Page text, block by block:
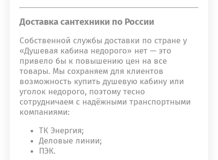
Доставка сантехники по России
Собственной службы доставки по стране у
«Душевая кабина недорого» нет — это
привело бы к повышению цен на все
товары. Мы сохраняем для клиентов
возможность купить душевую кабину или
уголок недорого, поэтому тесно
сотрудничаем с надёжными транспортными
компаниями:
ТК Энергия;
Деловые линии;
ПЭК.